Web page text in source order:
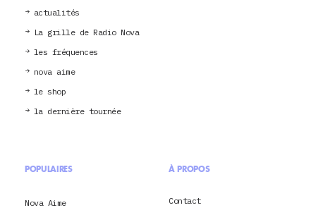
actualités
La grille de Radio Nova
les fréquences
nova aime
le shop
la dernière tournée
POPULAIRES
Nova Aime
À PROPOS
Contact